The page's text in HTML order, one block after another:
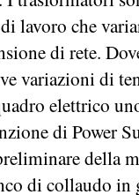
lavoro che
di rete.
variazioni di
elettrico
di Power
della
di collaudo in